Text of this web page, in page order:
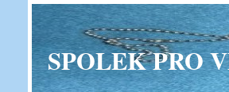
SPOLEK PRO